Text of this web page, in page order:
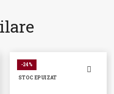
-24%
STOC EPUIZAT